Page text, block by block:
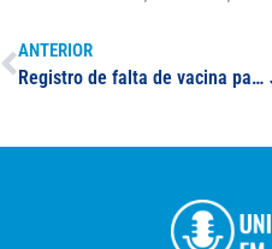
ANTERIOR
Registro de falta de vacina para aplicação de segunda dose é tema analisado por epidemiologista da UNIFAL-MG